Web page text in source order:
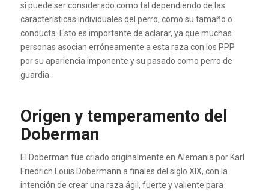
sí puede ser considerado como tal dependiendo de las
características individuales del perro, como su tamaño o
conducta. Esto es importante de aclarar, ya que muchas
personas asocian erróneamente a esta raza con los PPP
por su apariencia imponente y su pasado como perro de
guardia.
Origen y temperamento del
Doberman
El Doberman fue criado originalmente en Alemania por Karl
Friedrich Louis Dobermann a finales del siglo XIX, con la
intención de crear una raza ágil, fuerte y valiente para